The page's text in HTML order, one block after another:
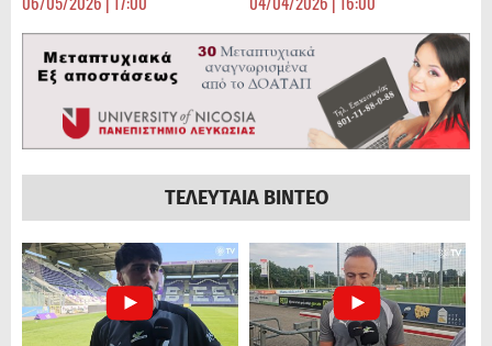
ΤΕΛΕΥΤΑΙΑ ΒΙΝΤΕΟ